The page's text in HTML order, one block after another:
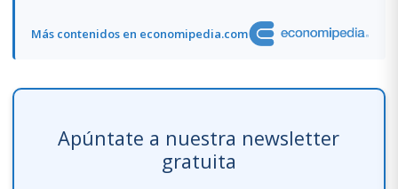
Más contenidos en economipedia.com
Apúntate a nuestra newsletter
gratuita